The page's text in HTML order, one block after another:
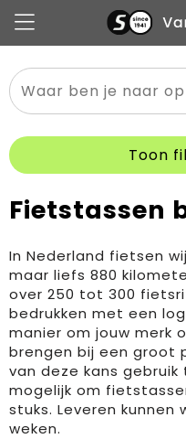
Alle categorieën
Pennen
Flessen
Mokken en bekers
Meest gekozen
Buitenkleding
Boodschappen- en
Zakelijke tassen
Toon
Fietstassen
In Nederland fietsen
maar liefs 880
over 250 tot 300
bedrukken met een
manier om jouw merk
brengen bij een groot
van deze kans
mogelijk om
stuks. Leveren kunnen
weken.